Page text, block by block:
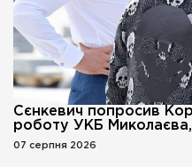
Сєнкевич попросив
роботу УКБ
07 серпня 2026